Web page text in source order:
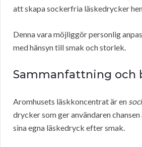
att skapa sockerfria läskedrycker
Denna vara möjliggör personlig
med hänsyn till smak och storlek.
Sammanfattning och
Aromhusets läskkoncentrat är en
drycker som ger användaren
sina egna läskedryck efter smak.